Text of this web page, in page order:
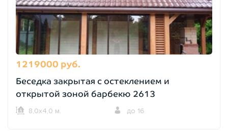
1219000 руб.
Беседка закрытая с остеклением и
открытой зоной барбекю 2613
8,0х4,0 м. до 16